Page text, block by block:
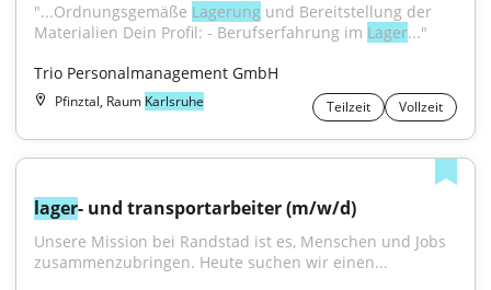
"...Ordnungsgemäße Lagerung und Bereitstellung der
Materialien Dein Profil: - Berufserfahrung im Lager..."
Trio Personalmanagement GmbH
Pfinztal, Raum Karlsruhe Teilzeit Vollzeit
lager- und transportarbeiter (m/w/d)
Unsere Mission bei Randstad ist es, Menschen und Jobs
zusammenzubringen. Heute suchen wir einen...